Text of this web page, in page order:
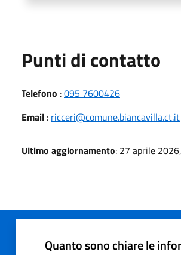
Punti di contatto
Telefono :095 7600426
Email : ricceri@comune.biancavilla.ct.it
Ultimo aggiornamento: 27 aprile
Quanto sono chiare le